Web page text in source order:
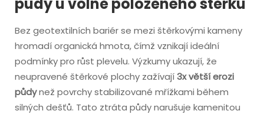
Bez geotextilních bariér se mezi štěrkovými kameny
hromadí organická hmota, čímž vznikají ideální
podmínky pro růst plevelu. Výzkumy ukazují, že
neupravené štěrkové plochy zažívají3x větší erozi
půdynež povrchy stabilizované mřížkami během
silných dešťů. Tato ztráta půdy narušuje kamenitou